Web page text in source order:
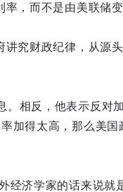
，而不是由美联储变
究财政纪律，从源
相反，他表示反对
加得太高，那么美国
济学家的话来说就